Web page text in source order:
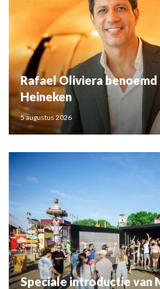
Rafael Oliviera benoemd
Heineken
5 augustus 2026
Speciale introductie van